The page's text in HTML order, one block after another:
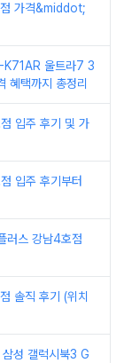
점 가격&middot;
울트라7 3
혜택까지 총정리
입주 후기 및 가
입주 후기부터
러스 강남4호점
솔직 후기 (위치
성 갤럭시북3 G